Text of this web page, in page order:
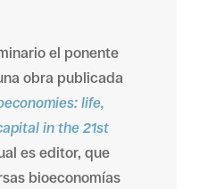
el ponente
obra publicada
life,
in the 21st
es editor, que
bioeconomías